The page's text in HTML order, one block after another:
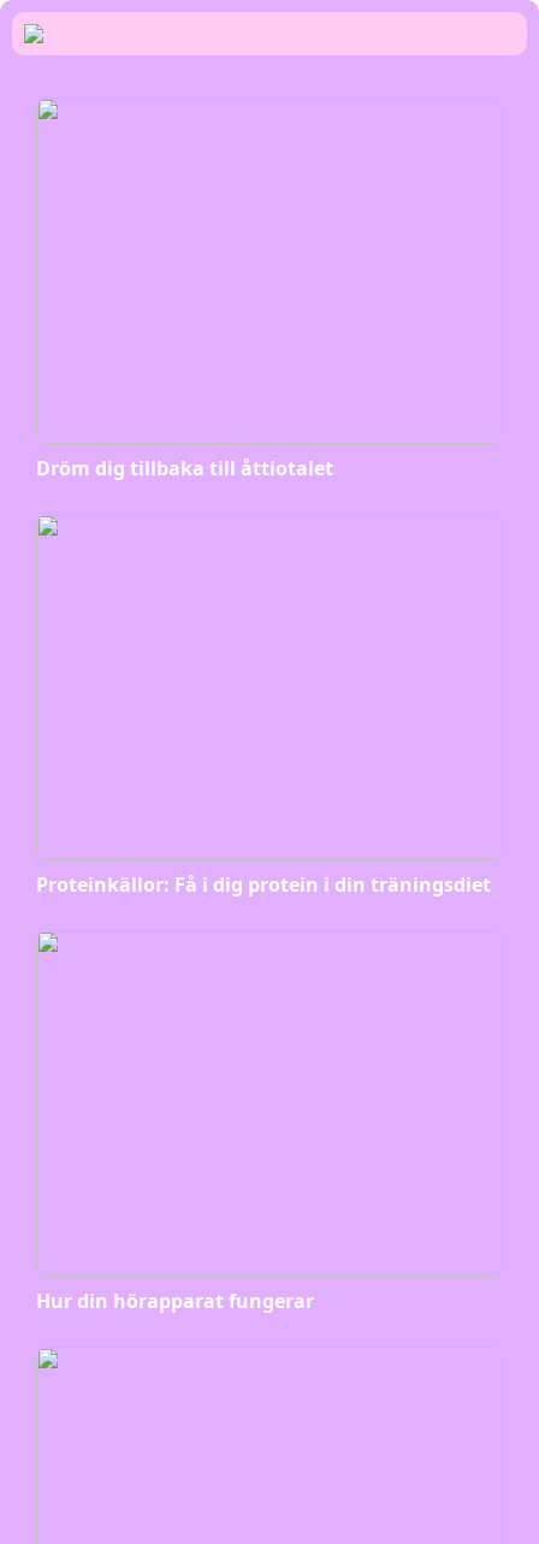
Dröm dig tillbaka till åttiotalet
Proteinkällor: Få i dig protein i din träningsdiet
Hur din hörapparat fungerar